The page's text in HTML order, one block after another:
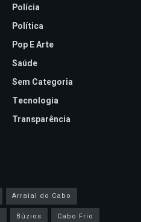
Polícia
Política
Pop E Arte
Saúde
Sem Categoria
Tecnologia
Transparência
Arraial do Cabo
Búzios
Cabo Frio